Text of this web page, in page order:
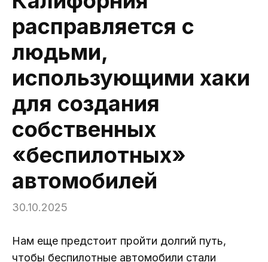
расправляется с
людьми,
использующими хаки
для создания
собственных
«беспилотных»
автомобилей
30.10.2025
Нам еще предстоит пройти долгий путь,
чтобы беспилотные автомобили стали